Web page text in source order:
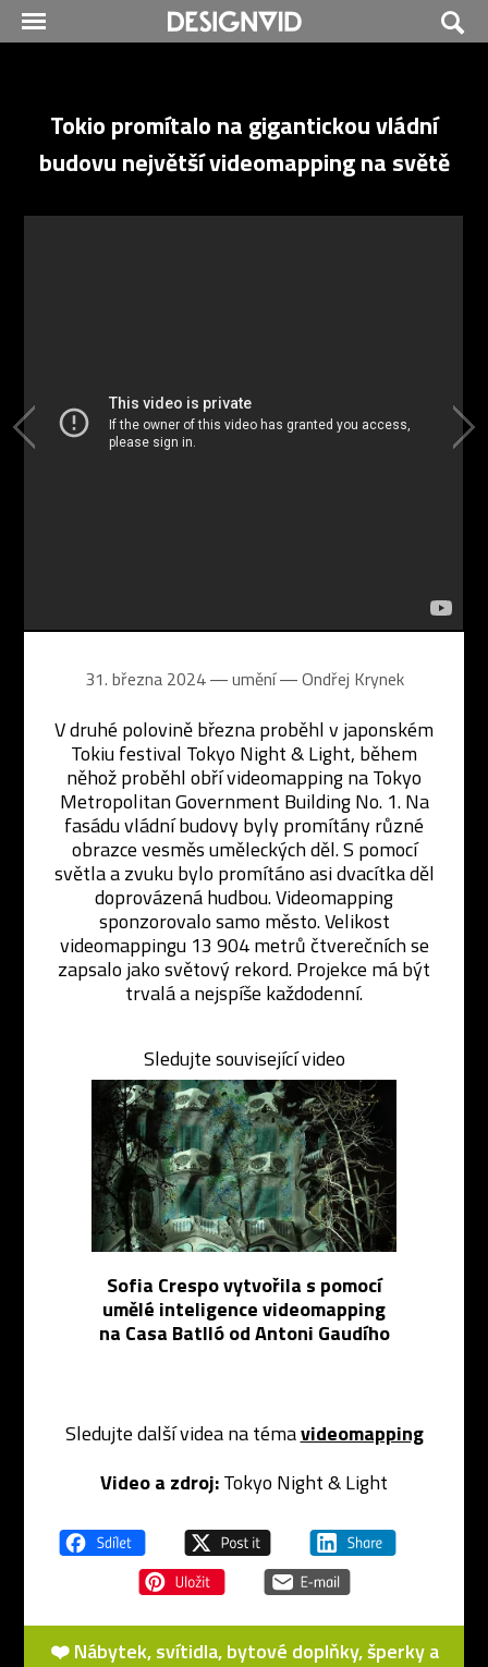
Tokio promítalo na gigantickou vládní
budovu největší videomapping na světě
31. března 2024 ― umění ―Ondřej Krynek
V druhé polovině března proběhl v japonském
Tokiu festival Tokyo Night & Light, během
něhož proběhl obří videomapping na Tokyo
Metropolitan Government Building No. 1. Na
fasádu vládní budovy byly promítány různé
obrazce vesměs uměleckých děl. S pomocí
světla a zvuku bylo promítáno asi dvacítka děl
doprovázená hudbou. Videomapping
sponzorovalo samo město. Velikost
videomappingu 13 904 metrů čtverečních se
zapsalo jako světový rekord. Projekce má být
trvalá a nejspíše každodenní.
Sledujte související video
Sofia Crespo vytvořila s pomocí
umělé inteligence videomapping
na Casa Batlló od Antoni Gaudího
Sledujte další videa na témavideomapping
Video a zdroj:Tokyo Night & Light
❤️ Nábytek, svítidla, bytové doplňky, šperky a